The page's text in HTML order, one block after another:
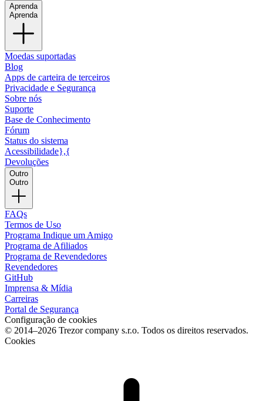
Aprenda
Aprenda
Moedas suportadas
Blog
Apps de carteira de terceiros
Privacidade e Segurança
Sobre nós
Suporte
Base de Conhecimento
Fórum
Status do sistema
Acessibilidade},{
Devoluções
Outro
Outro
FAQs
Termos de Uso
Programa Indique um Amigo
Programa de Afiliados
Programa de Revendedores
Revendedores
GitHub
Imprensa & Mídia
Carreiras
Portal de Segurança
Configuração de cookies
© 2014–2026 Trezor company s.r.o. Todos os direitos reservados.
Cookies